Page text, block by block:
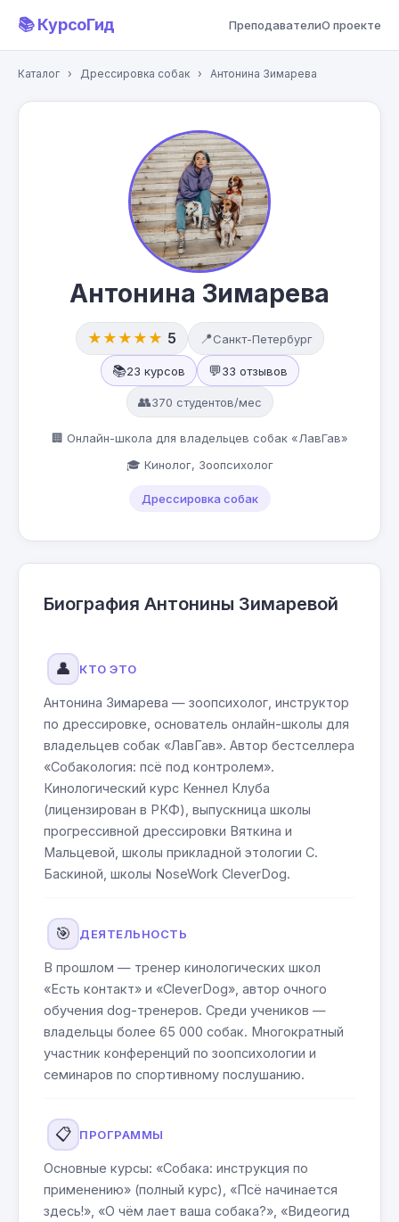
📚 КурсоГид ПреподавателиО проекте
Каталог › Дрессировка собак › Антонина Зимарева
Антонина Зимарева
★★★★★ 5 📍Санкт-Петербург
📚23 курсов 💬33 отзывов
👥370 студентов/мес
🏢 Онлайн-школа для владельцев собак «ЛавГав»
🎓 Кинолог, Зоопсихолог
Дрессировка собак
Биография Антонины Зимаревой
👤 КТО ЭТО
Антонина Зимарева — зоопсихолог, инструктор
по дрессировке, основатель онлайн-школы для
владельцев собак «ЛавГав». Автор бестселлера
«Собакология: псё под контролем».
Кинологический курс Кеннел Клуба
(лицензирован в РКФ), выпускница школы
прогрессивной дрессировки Вяткина и
Мальцевой, школы прикладной этологии С.
Баскиной, школы NoseWork CleverDog.
🎯 ДЕЯТЕЛЬНОСТЬ
В прошлом — тренер кинологических школ
«Есть контакт» и «CleverDog», автор очного
обучения dog-тренеров. Среди учеников —
владельцы более 65 000 собак. Многократный
участник конференций по зоопсихологии и
семинаров по спортивному послушанию.
📋 ПРОГРАММЫ
Основные курсы: «Собака: инструкция по
применению» (полный курс), «Псё начинается
здесь!», «О чём лает ваша собака?», «Видеогид